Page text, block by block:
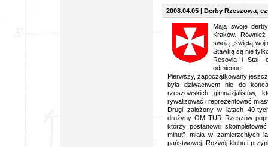
2008.04.05 | Derby Rzeszowa,
Mają swoje
Kraków.
swoją „świętą
Stawką są nie
Resovia i Stal-
odmienne.
Pierwszy, zapoczątkowany
była dziwactwem nie do
rzeszowskich gimnazjalistów,
rywalizować i reprezentować
Drugi założony w latach 40-
drużyny OM TUR Rzeszów
którzy postanowili
minut” miała w
państwowej. Rozwój klubu i